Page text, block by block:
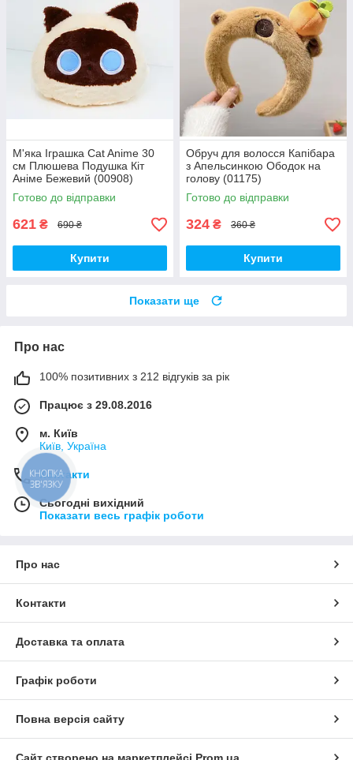
М'яка Іграшка Cat Anime 30
см Плюшева Подушка Кіт
Аніме Бежевий (00908)
Готово до відправки
621 ₴ 690 ₴
Купити
Обруч для волосся Капібара
з Апельсинкою Ободок на
голову (01175)
Готово до відправки
324 ₴ 360 ₴
Купити
Показати ще
Про нас
100% позитивних з 212 відгуків за рік
Працює з 29.08.2016
м. Київ
Київ, Україна
Контакти
Сьогодні вихідний
Показати весь графік роботи
Про нас
Контакти
Доставка та оплата
Графік роботи
Повна версія сайту
КНОПКА
ЗВ'ЯЗКУ